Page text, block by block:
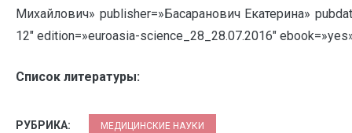
Михайлович» publisher=»Басаранович Екатерина»
12″ edition=»euroasia-science_28_28.07.2016″
Список литературы:
РУБРИКА: МЕДИЦИНСКИЕ НАУКИ